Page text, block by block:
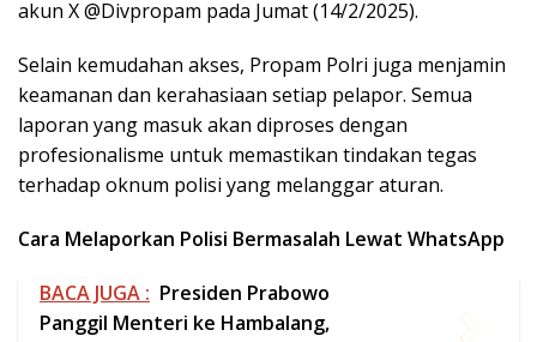
Cara Melaporkan Polisi Bermasalah Lewat WhatsApp
BACA JUGA : Presiden Prabowo
Panggil Menteri ke Hambalang,
Instruksikan Pengembalian Aset
Negara
mengajukan pengaduan:
Kirim pesan ke WhatsApp Yanduan Divpropam
Polri (0855-5555-4141) dengan salam pembuka,